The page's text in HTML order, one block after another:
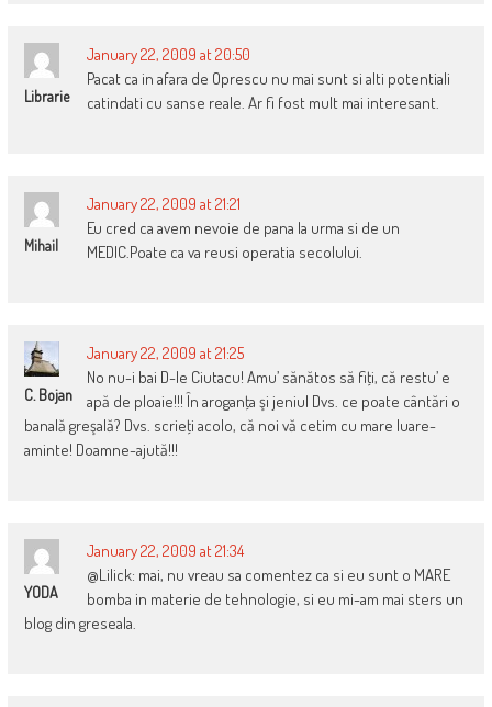
Librarie
January 22, 2009 at 20:50
Pacat ca in afara de Oprescu nu mai sunt si alti potentiali
catindati cu sanse reale. Ar fi fost mult mai interesant.
Mihail
January 22, 2009 at 21:21
Eu cred ca avem nevoie de pana la urma si de un
MEDIC.Poate ca va reusi operatia secolului.
C. Bojan
January 22, 2009 at 21:25
No nu-i bai D-le Ciutacu! Amu’ sănătos să fiţi, că restu’ e
apă de ploaie!!! În aroganţa şi jeniul Dvs. ce poate cântări o
banală greşală? Dvs. scrieţi acolo, că noi vă cetim cu mare luare-
aminte! Doamne-ajută!!!
YODA
January 22, 2009 at 21:34
@Lilick: mai, nu vreau sa comentez ca si eu sunt o MARE
bomba in materie de tehnologie, si eu mi-am mai sters un
blog din greseala.